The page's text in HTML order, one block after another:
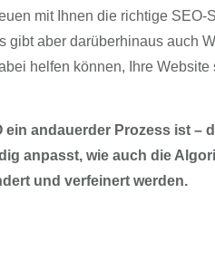
mit Ihnen die richtige SEO-
gibt aber darüberhinaus auch
helfen können, Ihre Website
andauerder Prozess ist –
anpasst, wie auch die
und verfeinert werden.